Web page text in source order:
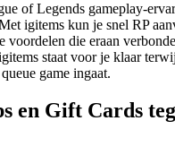
of Legends gameplay-
igitems kun je snel RP
voordelen die eraan
staat voor je klaar
game ingaat.
en Gift Cards